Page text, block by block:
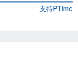
支持PTime